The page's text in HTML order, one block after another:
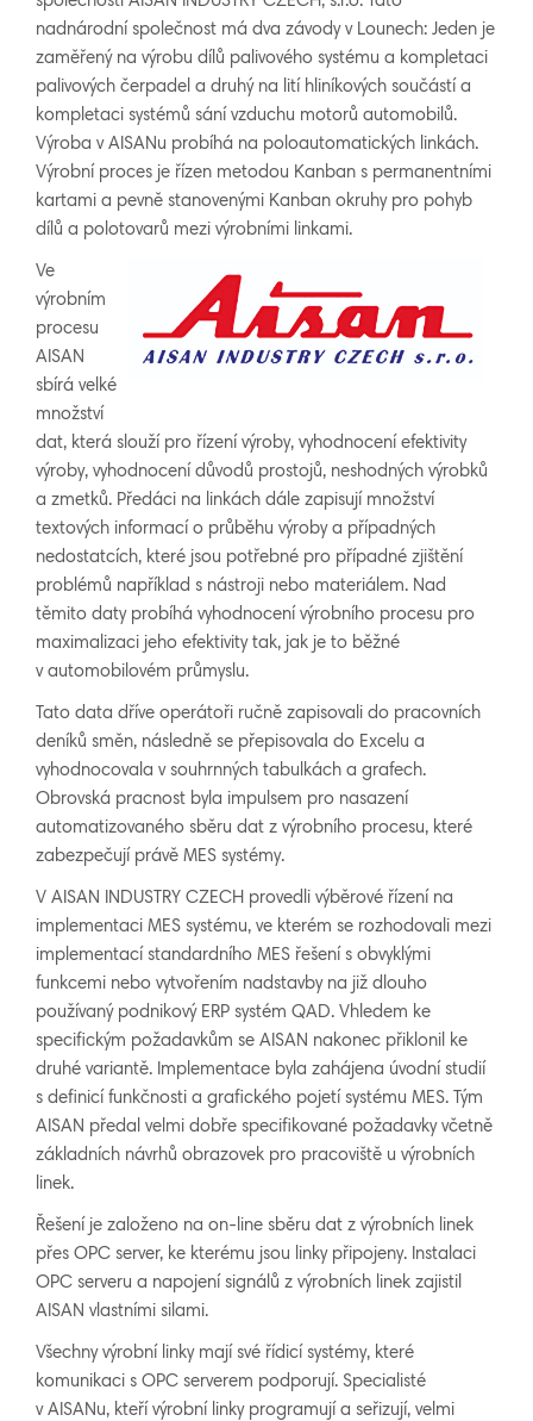
nadnárodní společnost má dva závody v Lounech: Jeden je
zaměřený na výrobu dílů palivového systému a kompletaci
palivových čerpadel a druhý na lití hliníkových součástí a
kompletaci systémů sání vzduchu motorů automobilů.
Výroba v AISANu probíhá na poloautomatických linkách.
Výrobní proces je řízen metodou Kanban s permanentními
kartami a pevně stanovenými Kanban okruhy pro pohyb
dílů a polotovarů mezi výrobními linkami.
Ve
výrobním
procesu
AISAN
sbírá velké
množství
dat, která slouží pro řízení výroby, vyhodnocení efektivity
výroby, vyhodnocení důvodů prostojů, neshodných výrobků
a zmetků. Předáci na linkách dále zapisují množství
textových informací o průběhu výroby a případných
nedostatcích, které jsou potřebné pro případné zjištění
problémů například s nástroji nebo materiálem. Nad
těmito daty probíhá vyhodnocení výrobního procesu pro
maximalizaci jeho efektivity tak, jak je to běžné
v automobilovém průmyslu.
Tato data dříve operátoři ručně zapisovali do pracovních
deníků směn, následně se přepisovala do Excelu a
vyhodnocovala v souhrnných tabulkách a grafech.
Obrovská pracnost byla impulsem pro nasazení
automatizovaného sběru dat z výrobního procesu, které
zabezpečují právě MES systémy.
V AISAN INDUSTRY CZECH provedli výběrové řízení na
implementaci MES systému, ve kterém se rozhodovali mezi
implementací standardního MES řešení s obvyklými
funkcemi nebo vytvořením nadstavby na již dlouho
používaný podnikový ERP systém QAD. Vhledem ke
specifickým požadavkům se AISAN nakonec přiklonil ke
druhé variantě. Implementace byla zahájena úvodní studií
s definicí funkčnosti a grafického pojetí systému MES. Tým
AISAN předal velmi dobře specifikované požadavky včetně
základních návrhů obrazovek pro pracoviště u výrobních
linek.
Řešení je založeno na on-line sběru dat z výrobních linek
přes OPC server, ke kterému jsou linky připojeny. Instalaci
OPC serveru a napojení signálů z výrobních linek zajistil
AISAN vlastními silami.
Všechny výrobní linky mají své řídicí systémy, které
komunikaci s OPC serverem podporují. Specialisté
v AISANu, kteří výrobní linky programují a seřizují, velmi